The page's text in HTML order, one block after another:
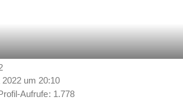
2022 um 20:10
Aufrufe 1.778